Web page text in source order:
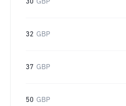
30 GBP
32 GBP
37 GBP
50 GBP